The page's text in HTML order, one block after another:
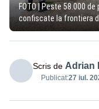
FOTO | Peste 58.000
confiscate la frontiera
Scris de Adrian
Publicat:27 iul.